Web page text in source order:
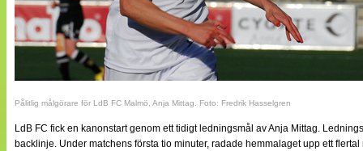
Pålitlig målgörare för LdB FC Malmö, Anja Mittag. Foto: Fredrik Hasselgren
LdB FC fick en kanonstart genom ett tidigt ledningsmål av Anja Mittag.
backlinje. Under matchens första tio minuter, radade hemmalaget upp ett